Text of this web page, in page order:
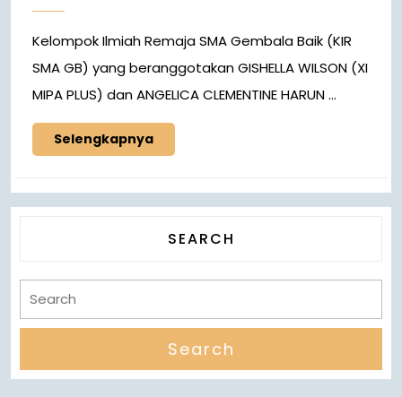
Kelompok Ilmiah Remaja SMA Gembala Baik (KIR
SMA GB) yang beranggotakan GISHELLA WILSON (XI
MIPA PLUS) dan ANGELICA CLEMENTINE HARUN ...
Selengkapnya
SEARCH